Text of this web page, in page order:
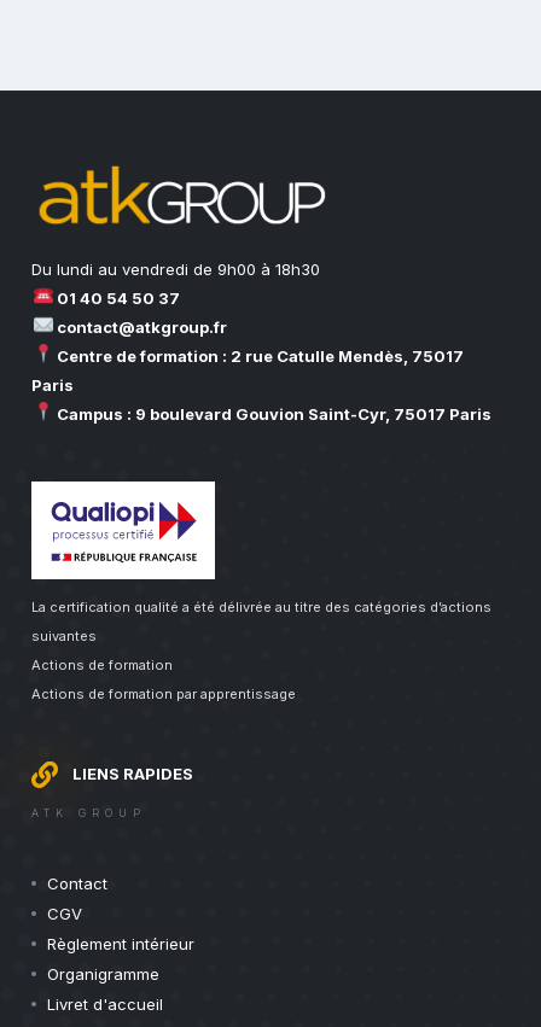
Du lundi au vendredi de 9h00 à 18h30
01 40 54 50 37
contact@atkgroup.fr
Centre de formation : 2 rue Catulle Mendès, 75017
Paris
Campus : 9 boulevard Gouvion Saint-Cyr, 75017 Paris
La certification qualité a été délivrée au titre des catégories d’actions
suivantes
Actions de formation
Actions de formation par apprentissage
LIENS RAPIDES
ATK GROUP
Contact
CGV
Règlement intérieur
Organigramme
Livret d'accueil